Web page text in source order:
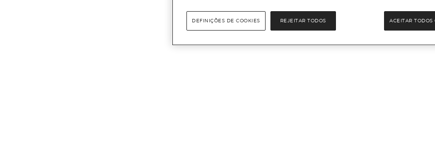
REJEITAR TODOS ACEITAR TODOS
DEFINIÇÕES DE COOKIES